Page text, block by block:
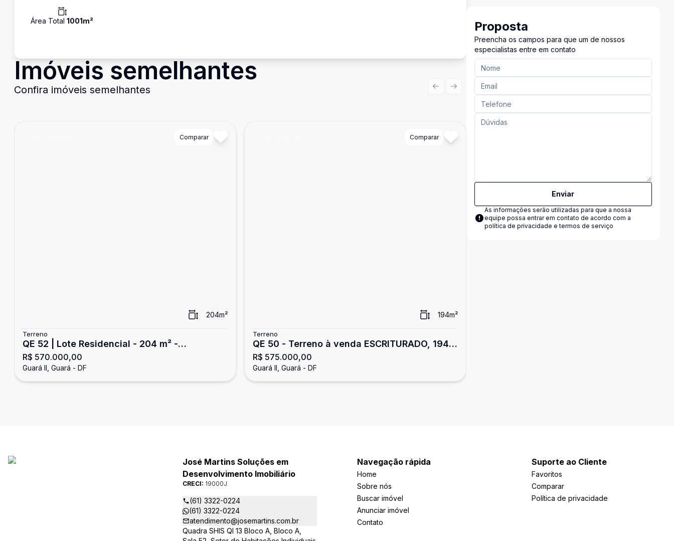
Área Total 1001m²
Imóveis semelhantes
Confira imóveis semelhantes
Comparar
204m²
Terreno
QE 52 | Lote Residencial - 204 m² -
Localização privilegiada - Guará II
R$ 570.000,00
Guará II, Guará - DF
Comparar
194m²
Terreno
QE 50 - Terreno à venda ESCRITURADO, 194
m² - aceita financiamento - Guará II
R$ 575.000,00
Guará II, Guará - DF
Previous slide
Next slide
Proposta
Preencha os campos para que um de nossos
especialistas entre em contato
Enviar
As informações serão utilizadas para que a nossa
equipe possa entrar em contato de acordo com a
política de privacidade e termos de serviço
José Martins Soluções em
Desenvolvimento Imobiliário
CRECI: 19000J
(61) 3322-0224
(61) 3322-0224
atendimento@josemartins.com.br
Quadra SHIS QI 13 Bloco A, Bloco A,
Navegação rápida
Home
Sobre nós
Buscar imóvel
Anunciar imóvel
Contato
Suporte ao Cliente
Favoritos
Comparar
Política de privacidade